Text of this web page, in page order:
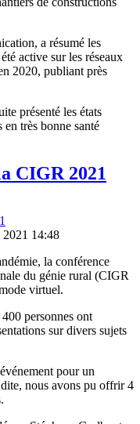
a résumé les
active sur les réseaux
2020, publiant près
présenté les états
très bonne santé
CIGR 2021
2021 14:48
la conférence
du génie rural (CIGR
virtuel.
personnes ont
sur divers sujets
pour un
nous avons pu offrir 4